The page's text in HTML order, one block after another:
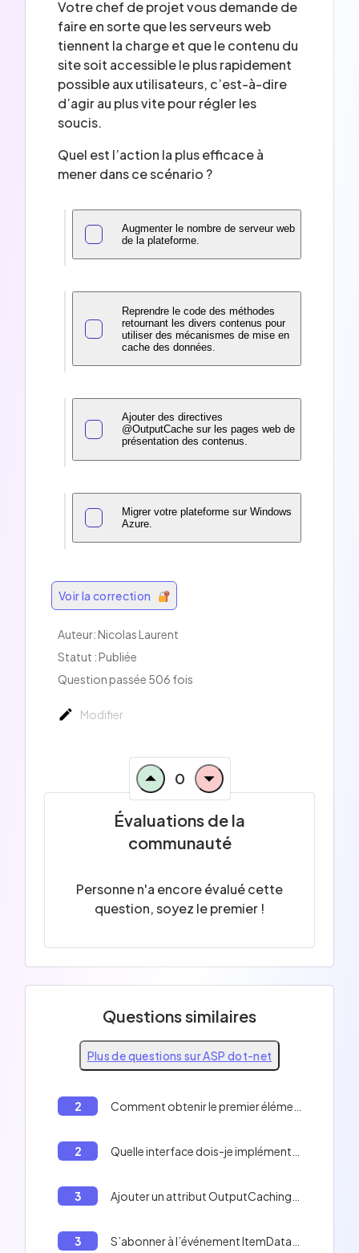
Votre chef de projet vous demande de
faire en sorte que les serveurs web
tiennent la charge et que le contenu du
site soit accessible le plus rapidement
possible aux utilisateurs, c’est-à-dire
d’agir au plus vite pour régler les
soucis.
Quel est l’action la plus efficace à
mener dans ce scénario ?
Augmenter le nombre de serveur web
de la plateforme.
Reprendre le code des méthodes
retournant les divers contenus pour
utiliser des mécanismes de mise en
cache des données.
Ajouter des directives
@OutputCache sur les pages web de
présentation des contenus.
Migrer votre plateforme sur Windows
Azure.
Voir la correction
Auteur: Nicolas Laurent
Statut : Publiée
Question passée 506 fois
Modifier
0
Évaluations de la
communauté
Personne n'a encore évalué cette
question, soyez le premier !
Questions similaires
Plus de questions sur ASP dot-net
2
2
3
3